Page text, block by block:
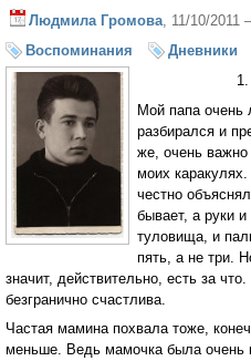
Людмила Громова, 11/10/2011
Воспоминания
Дневники
Мой папа очень
разбирался и
же, очень важно
моих
честно
бывает, а руки и
туловища, и
пять, а не три.
значит, действительно, есть за
безгранично счастлива.
Частая мамина похвала тоже,
меньше. Ведь мамочка была очень